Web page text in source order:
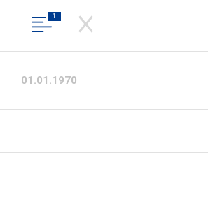
СЛУЖБА
1
01.01.1970